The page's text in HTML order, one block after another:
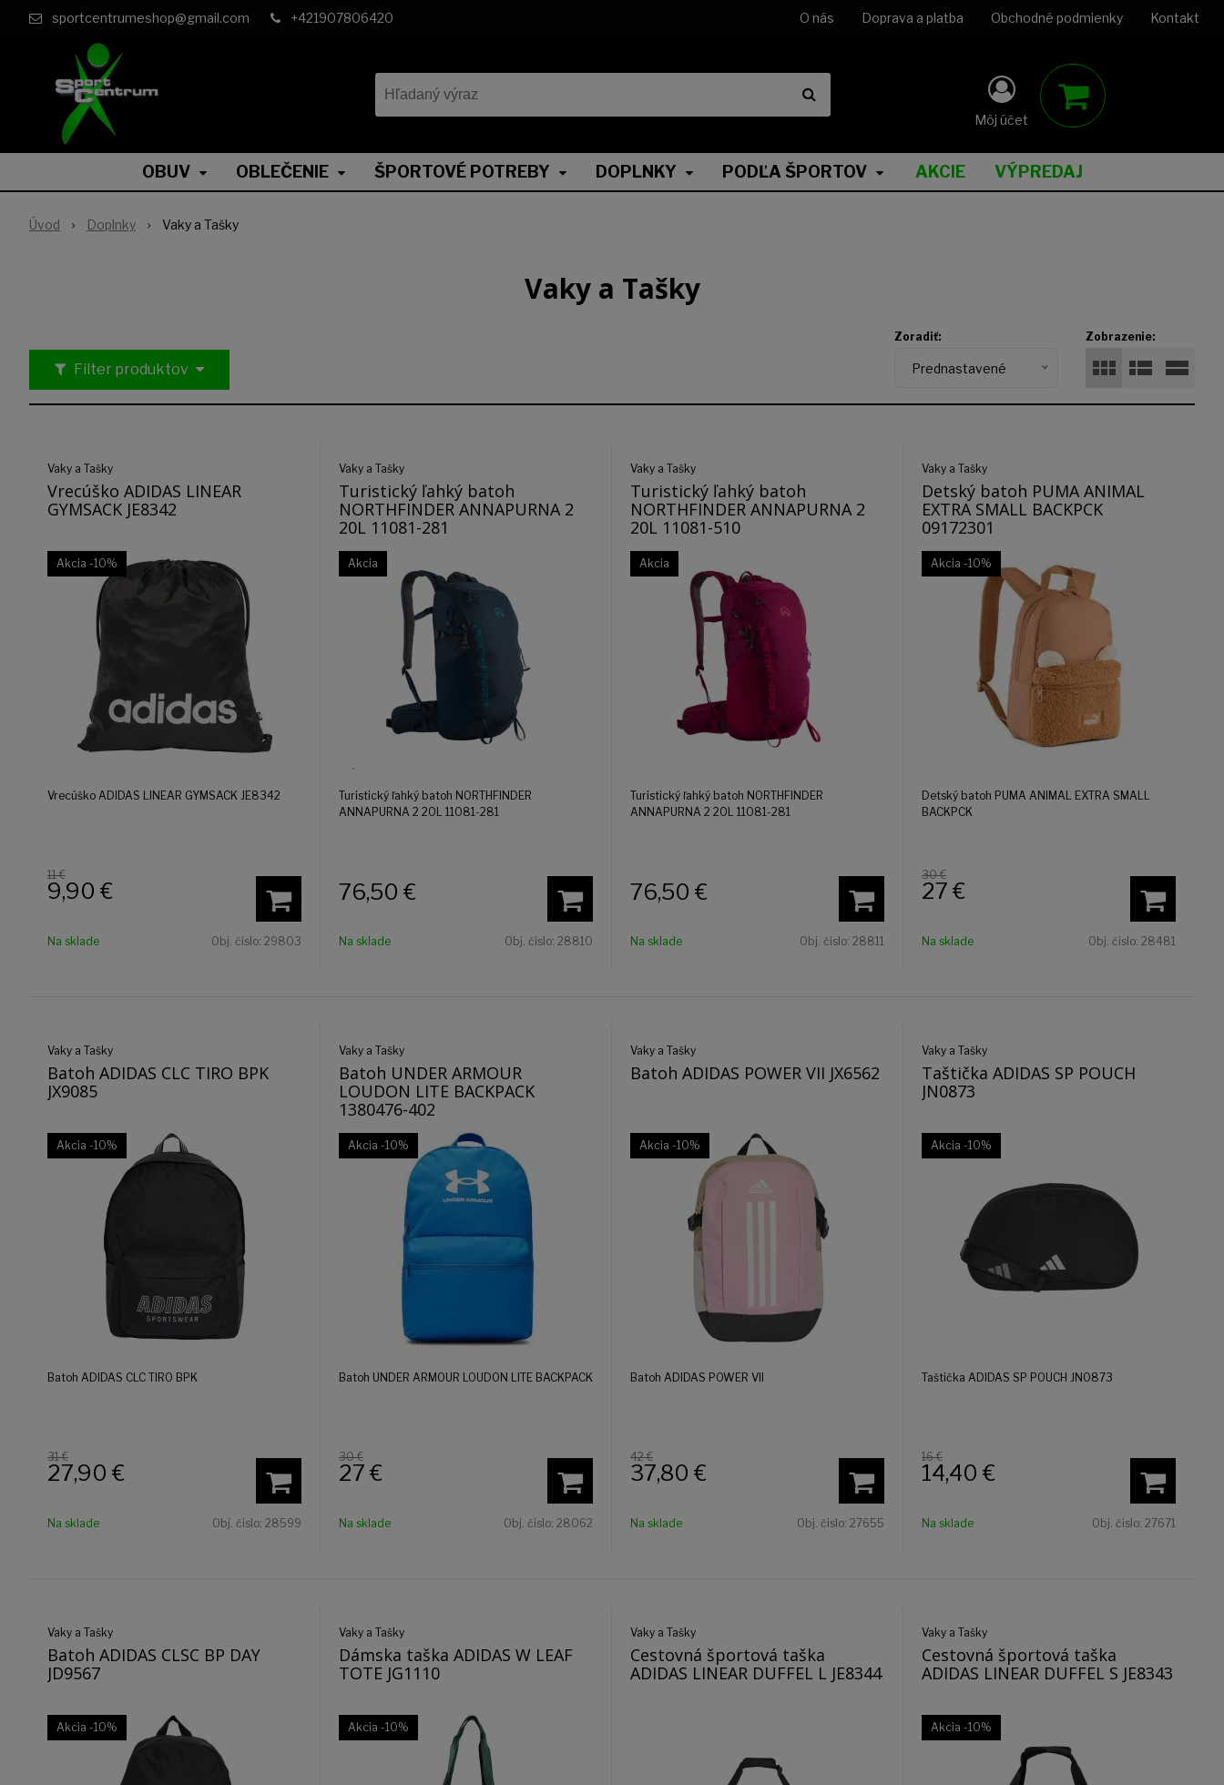
sportcentrumeshop@gmail.com +421907806420 O nás Doprava a platba Obchodné podmienky Kontakt
Môj účet
OBUV OBLEČENIE ŠPORTOVÉ POTREBY DOPLNKY PODĽA ŠPORTOV AKCIE VÝPREDAJ
Úvod Doplnky Vaky a Tašky
Vaky a Tašky
Filter produktov
Zobrazenie:
Zoradiť:
Prednastavené
Vaky a Tašky
Vrecúško ADIDAS LINEAR
GYMSACK JE8342
Akcia -10%
Vrecúško ADIDAS LINEAR GYMSACK JE8342
11 €
9,90 €
Na sklade Obj. čislo: 29803
Vaky a Tašky
Turistický ľahký batoh
NORTHFINDER ANNAPURNA 2
20L 11081-281
Akcia
Turistický ľahký batoh NORTHFINDER
ANNAPURNA 2 20L 11081-281
76,50 €
Na sklade Obj. čislo: 28810
Vaky a Tašky
Turistický ľahký batoh
NORTHFINDER ANNAPURNA 2
20L 11081-510
Akcia
Turistický ľahký batoh NORTHFINDER
ANNAPURNA 2 20L 11081-281
76,50 €
Na sklade Obj. čislo: 28811
Vaky a Tašky
Detský batoh PUMA ANIMAL
EXTRA SMALL BACKPCK
09172301
Akcia -10%
Detský batoh PUMA ANIMAL EXTRA SMALL
BACKPCK
30 €
27 €
Na sklade Obj. čislo: 28481
Vaky a Tašky
Batoh ADIDAS CLC TIRO BPK
JX9085
Akcia -10%
Batoh ADIDAS CLC TIRO BPK
31 €
27,90 €
Na sklade Obj. čislo: 28599
Vaky a Tašky
Batoh UNDER ARMOUR
LOUDON LITE BACKPACK
1380476-402
Akcia -10%
Batoh UNDER ARMOUR LOUDON LITE BACKPACK
30 €
27 €
Na sklade Obj. čislo: 28062
Vaky a Tašky
Batoh ADIDAS POWER VII JX6562
Akcia -10%
Batoh ADIDAS POWER VII
42 €
37,80 €
Na sklade Obj. čislo: 27655
Vaky a Tašky
Taštička ADIDAS SP POUCH
JN0873
Akcia -10%
Taštička ADIDAS SP POUCH JN0873
16 €
14,40 €
Na sklade Obj. čislo: 27671
Vaky a Tašky
Batoh ADIDAS CLSC BP DAY
JD9567
Akcia -10%
Vaky a Tašky
Dámska taška ADIDAS W LEAF
TOTE JG1110
Akcia -10%
Vaky a Tašky
Cestovná športová taška
ADIDAS LINEAR DUFFEL L JE8344
Vaky a Tašky
Cestovná športová taška
ADIDAS LINEAR DUFFEL S JE8343
Akcia -10%